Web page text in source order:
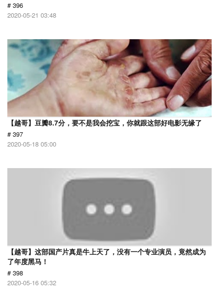
# 396
2020-05-21 03:48
【越哥】豆瓣8.7分，要不是我会挖宝，你就跟这部好电影无缘了
# 397
2020-05-18 05:00
【越哥】这部国产片真是牛上天了，没有一个专业演员，竟然成为
了年度黑马！
# 398
2020-05-16 05:32